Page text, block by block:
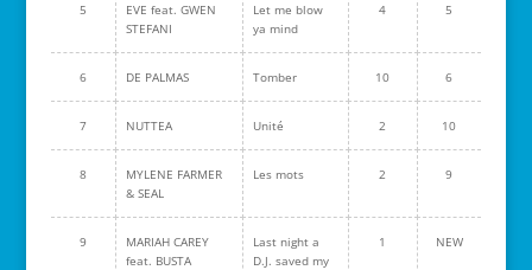
5
EVE feat. GWEN
STEFANI
Let me blow
ya mind
4 5
6 DE PALMAS Tomber 10 6
7 NUTTEA Unité 2 10
8
MYLENE FARMER
& SEAL
Les mots 2 9
9
MARIAH CAREY
feat. BUSTA
Last night a
D.J. saved my
1 NEW